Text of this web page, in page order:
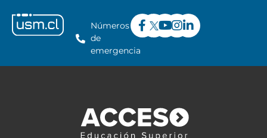
Números
de
emergencia